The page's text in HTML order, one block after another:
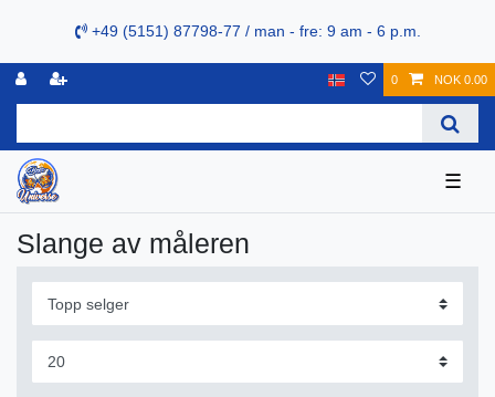
+49 (5151) 87798-77 / man - fre: 9 am - 6 p.m.
0 NOK 0.00
☰
Slange av måleren